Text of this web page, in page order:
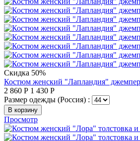
Скидка 50%
Костюм женский "Лапландия"
2 860 Р 1 430 Р
Размер одежды (Россия) :
В корзину
Просмотр